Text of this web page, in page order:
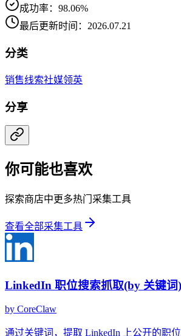
成功率：98.06%
最后更新时间：2026.07.21
分类
销售线索社媒领英
分享
你可能也喜欢
探索商店中更多热门采集工具
查看全部采集工具
LinkedIn 职位搜索抓取(by 关键词)
by CoreClaw
通过关键词，提取 LinkedIn 上公开的职